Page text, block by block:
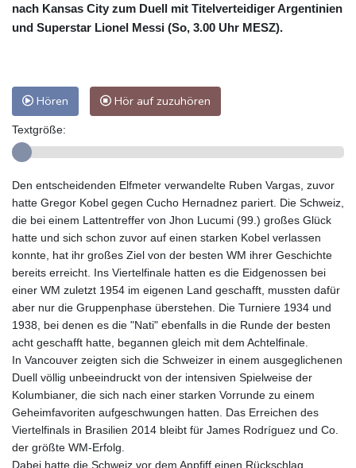
nach Kansas City zum Duell mit Titelverteidiger Argentinien
und Superstar Lionel Messi (So, 3.00 Uhr MESZ).
Hören Hör auf zuzuhören
Textgröße:
Den entscheidenden Elfmeter verwandelte Ruben Vargas, zuvor
hatte Gregor Kobel gegen Cucho Hernadnez pariert. Die Schweiz,
die bei einem Lattentreffer von Jhon Lucumi (99.) großes Glück
hatte und sich schon zuvor auf einen starken Kobel verlassen
konnte, hat ihr großes Ziel von der besten WM ihrer Geschichte
bereits erreicht. Ins Viertelfinale hatten es die Eidgenossen bei
einer WM zuletzt 1954 im eigenen Land geschafft, mussten dafür
aber nur die Gruppenphase überstehen. Die Turniere 1934 und
1938, bei denen es die "Nati" ebenfalls in die Runde der besten
acht geschafft hatte, begannen gleich mit dem Achtelfinale.
In Vancouver zeigten sich die Schweizer in einem ausgeglichenen
Duell völlig unbeeindruckt von der intensiven Spielweise der
Kolumbianer, die sich nach einer starken Vorrunde zu einem
Geheimfavoriten aufgeschwungen hatten. Das Erreichen des
Viertelfinals in Brasilien 2014 bleibt für James Rodríguez und Co.
der größte WM-Erfolg.
Dabei hatte die Schweiz vor dem Anpfiff einen Rückschlag